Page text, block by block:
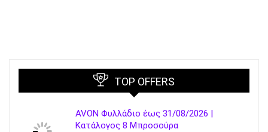
TOP OFFERS
AVON Φυλλάδιο έως 31/08/2026 |
Κατάλογος 8 Μπροσούρα